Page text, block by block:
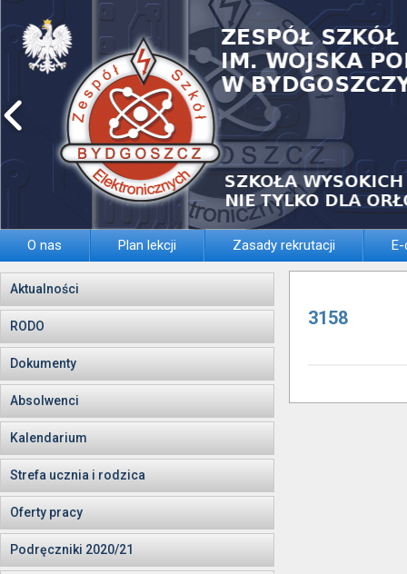
O nas Plan lekcji Zasady rekrutacji
Aktualności
RODO
Dokumenty
Absolwenci
Kalendarium
Strefa ucznia i rodzica
Oferty pracy
Podręczniki 2020/21
3158